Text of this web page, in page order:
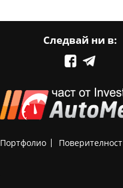
Следвай ни в:
Портфолио Поверителност